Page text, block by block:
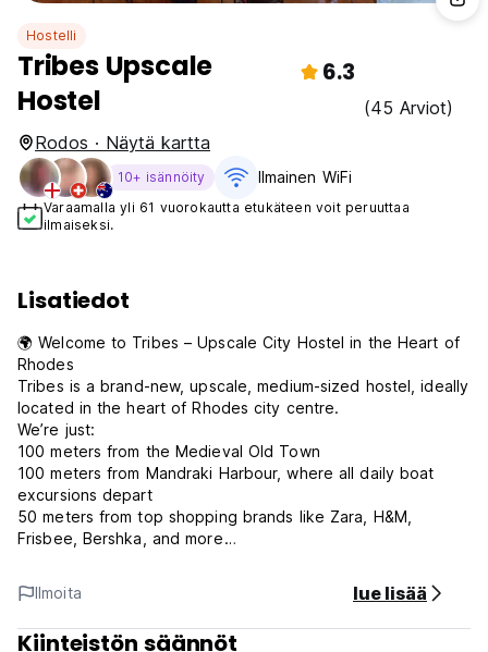
Hostelli
Tribes Upscale
Hostel
6.3
(45 Arviot)
Rodos · Näytä kartta
10+ isännöity Ilmainen WiFi
Varaamalla yli 61 vuorokautta etukäteen voit peruuttaa
ilmaiseksi.
Lisatiedot
🌍 Welcome to Tribes – Upscale City Hostel in the Heart of
Rhodes
Tribes is a brand-new, upscale, medium-sized hostel, ideally
located in the heart of Rhodes city centre.
We’re just:
100 meters from the Medieval Old Town
100 meters from Mandraki Harbour, where all daily boat
excursions depart
50 meters from top shopping brands like Zara, H&M,
Frisbee, Bershka, and more
Tribes offers a stylish, central, and affordable base.
🛏️ Accommodation
We can host a total of 26 guests in 5 comfortable
Ilmoita lue lisää
Kiinteistön säännöt